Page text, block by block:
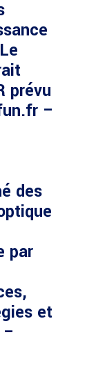
prévu
–
des
par
et